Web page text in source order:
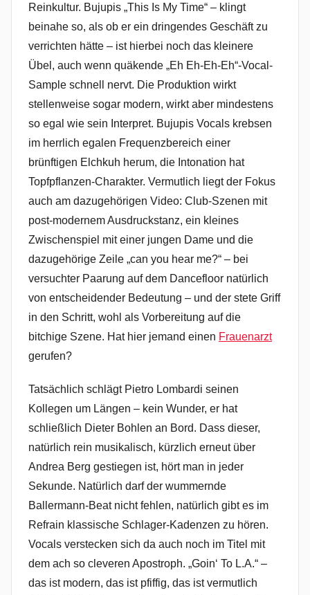
Reinkultur. Bujupis „This Is My Time“ – klingt
beinahe so, als ob er ein dringendes Geschäft zu
verrichten hätte – ist hierbei noch das kleinere
Übel, auch wenn quäkende „Eh Eh-Eh-Eh“-Vocal-
Sample schnell nervt. Die Produktion wirkt
stellenweise sogar modern, wirkt aber mindestens
so egal wie sein Interpret. Bujupis Vocals krebsen
im herrlich egalen Frequenzbereich einer
brünftigen Elchkuh herum, die Intonation hat
Topfpflanzen-Charakter. Vermutlich liegt der Fokus
auch am dazugehörigen Video: Club-Szenen mit
post-modernem Ausdruckstanz, ein kleines
Zwischenspiel mit einer jungen Dame und die
dazugehörige Zeile „can you hear me?“ – bei
versuchter Paarung auf dem Dancefloor natürlich
von entscheidender Bedeutung – und der stete Griff
in den Schritt, wohl als Vorbereitung auf die
bitchige Szene. Hat hier jemand einen Frauenarzt
gerufen?
Tatsächlich schlägt Pietro Lombardi seinen
Kollegen um Längen – kein Wunder, er hat
schließlich Dieter Bohlen an Bord. Dass dieser,
natürlich rein musikalisch, kürzlich erneut über
Andrea Berg gestiegen ist, hört man in jeder
Sekunde. Natürlich darf der wummernde
Ballermann-Beat nicht fehlen, natürlich gibt es im
Refrain klassische Schlager-Kadenzen zu hören.
Vocals verstecken sich da auch noch im Titel mit
dem ach so cleveren Apostroph. „Goin‘ To L.A.“ –
das ist modern, das ist pfiffig, das ist vermutlich